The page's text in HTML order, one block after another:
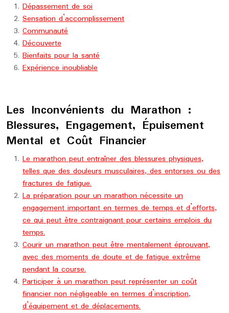
Dépassement de soi
Sensation d’accomplissement
Communauté
Découverte
Bienfaits pour la santé
Expérience inoubliable
Les Inconvénients du Marathon :
Blessures, Engagement, Épuisement
Mental et Coût Financier
Le marathon peut entraîner des blessures physiques,
telles que des douleurs musculaires, des entorses ou des
fractures de fatigue.
La préparation pour un marathon nécessite un
engagement important en termes de temps et d’efforts,
ce qui peut être contraignant pour certains emplois du
temps.
Courir un marathon peut être mentalement éprouvant,
avec des moments de doute et de fatigue extrême
pendant la course.
Participer à un marathon peut représenter un coût
financier non négligeable en termes d’inscription,
d’équipement et de déplacements.